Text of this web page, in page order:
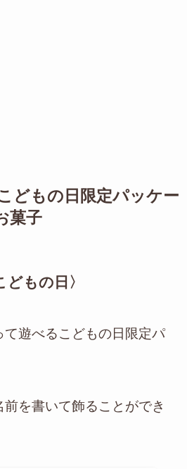
どもの日限定パッケー
菓子
もの日〉
遊べるこどもの日限定パ
を書いて飾ることができ